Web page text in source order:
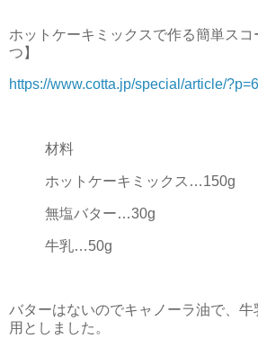
ホットケーキミックスで作る簡単ス
つ】
https://www.cotta.jp/special/article/
材料
ホットケーキミックス…150g
無塩バター…30g
牛乳…50g
バターはないのでキャノーラ油で、
用としました。